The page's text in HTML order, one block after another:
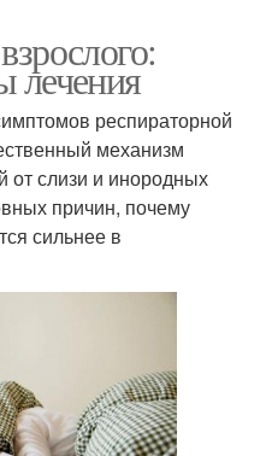
лечения
респираторной
механизм
от слизи и инородных
причин, почему
сильнее в